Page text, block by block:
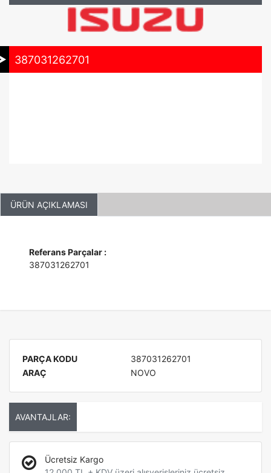
387031262701
ÜRÜN AÇIKLAMASI
Referans Parçalar :
387031262701
PARÇA KODU
387031262701
ARAÇ
NOVO
AVANTAJLAR:
Ücretsiz Kargo